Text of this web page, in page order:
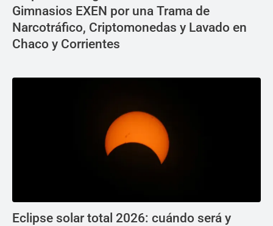
Gimnasios EXEN por una Trama de
Narcotráfico, Criptomonedas y Lavado en
Chaco y Corrientes
Eclipse solar total 2026: cuándo será y